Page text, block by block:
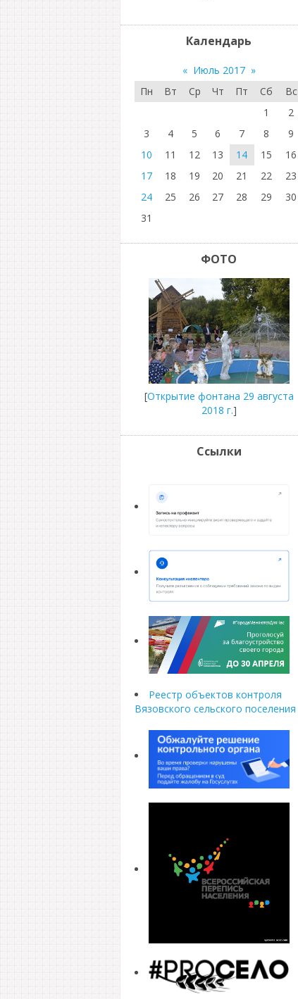
Календарь
« Июль 2017 »
Пн
Вт Ср Чт Пт Сб
Вс
1
2
3
4 5 6 7 8
9
10
11 12 13 14 15
16
17
18 19 20 21 22
23
24
25 26 27 28 29
30
31
ФОТО
[Открытие фонтана 29 августа
2018 г.]
Ссылки
Реестр объектов контроля
Вязовского сельского поселения